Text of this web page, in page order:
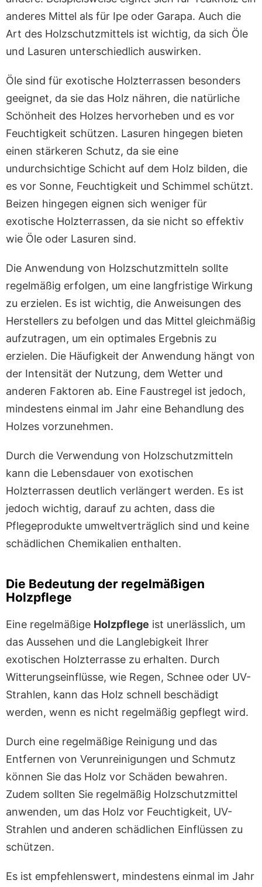
anderes Mittel als für Ipe oder Garapa. Auch die
Art des Holzschutzmittels ist wichtig, da sich Öle
und Lasuren unterschiedlich auswirken.
Öle sind für exotische Holzterrassen besonders
geeignet, da sie das Holz nähren, die natürliche
Schönheit des Holzes hervorheben und es vor
Feuchtigkeit schützen. Lasuren hingegen bieten
einen stärkeren Schutz, da sie eine
undurchsichtige Schicht auf dem Holz bilden, die
es vor Sonne, Feuchtigkeit und Schimmel schützt.
Beizen hingegen eignen sich weniger für
exotische Holzterrassen, da sie nicht so effektiv
wie Öle oder Lasuren sind.
Die Anwendung von Holzschutzmitteln sollte
regelmäßig erfolgen, um eine langfristige Wirkung
zu erzielen. Es ist wichtig, die Anweisungen des
Herstellers zu befolgen und das Mittel gleichmäßig
aufzutragen, um ein optimales Ergebnis zu
erzielen. Die Häufigkeit der Anwendung hängt von
der Intensität der Nutzung, dem Wetter und
anderen Faktoren ab. Eine Faustregel ist jedoch,
mindestens einmal im Jahr eine Behandlung des
Holzes vorzunehmen.
Durch die Verwendung von Holzschutzmitteln
kann die Lebensdauer von exotischen
Holzterrassen deutlich verlängert werden. Es ist
jedoch wichtig, darauf zu achten, dass die
Pflegeprodukte umweltverträglich sind und keine
schädlichen Chemikalien enthalten.
Die Bedeutung der regelmäßigen
Holzpflege
Eine regelmäßige Holzpflege ist unerlässlich, um
das Aussehen und die Langlebigkeit Ihrer
exotischen Holzterrasse zu erhalten. Durch
Witterungseinflüsse, wie Regen, Schnee oder UV-
Strahlen, kann das Holz schnell beschädigt
werden, wenn es nicht regelmäßig gepflegt wird.
Durch eine regelmäßige Reinigung und das
Entfernen von Verunreinigungen und Schmutz
können Sie das Holz vor Schäden bewahren.
Zudem sollten Sie regelmäßig Holzschutzmittel
anwenden, um das Holz vor Feuchtigkeit, UV-
Strahlen und anderen schädlichen Einflüssen zu
schützen.
Es ist empfehlenswert, mindestens einmal im Jahr